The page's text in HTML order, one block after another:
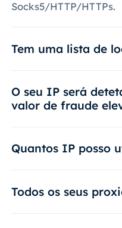
Socks5/HTTP/HTTPs.
Tem uma lista de
O seu IP será
valor de fraude
Quantos IP posso
Todos os seus